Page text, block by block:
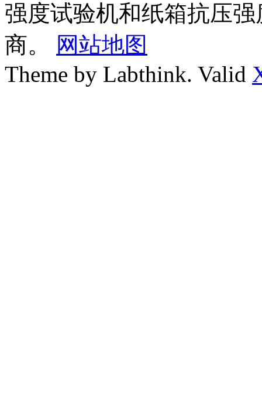
强度试验机和纸箱抗压
商。
网站地图
Theme by Labthink. Valid